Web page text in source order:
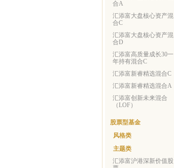
合A
汇添富大盘核心资产混
合C
汇添富大盘核心资产混
合D
汇添富高质量成长30一
年持有混合C
汇添富新睿精选混合C
汇添富新睿精选混合A
汇添富创新未来混合
（LOF）
股票型基金
风格类
主题类
汇添富沪港深新价值股